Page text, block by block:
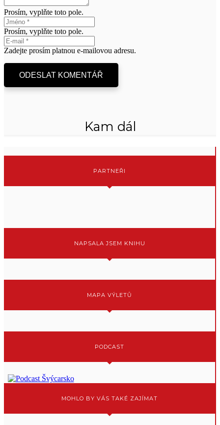
Prosím, vyplňte toto pole.
Prosím, vyplňte toto pole.
Zadejte prosím platnou e-mailovou adresu.
ODESLAT KOMENTÁŘ
Kam dál
PARTNEŘI
NAPSALA JSEM KNIHU
MAPA VÝLETŮ
PODCAST
MOHLO BY VÁS TAKÉ ZAJÍMAT